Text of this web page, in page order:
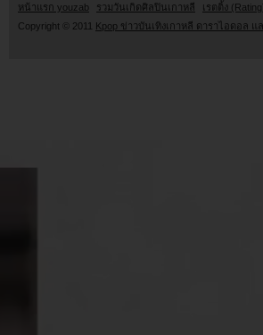
หน้าแรก youzab รวมวันเกิดศิลปินเกาหลี เรตติ้ง
Copyright © 2011 Kpop ข่าวบันเทิงเกาหลี ดาราไอดอล